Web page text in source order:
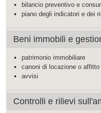
bilancio preventivo e
piano degli indicatori e dei
Beni immobili e
patrimonio immobiliare
canoni di locazione o affitto
avvisi
Controlli e rilievi